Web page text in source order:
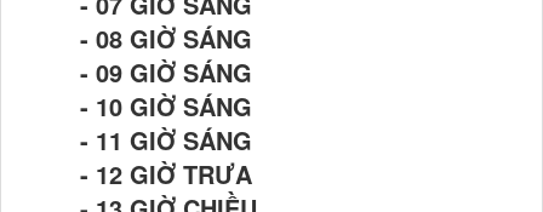
- 08 GIỜ SÁNG
- 09 GIỜ SÁNG
- 10 GIỜ SÁNG
- 11 GIỜ SÁNG
- 12 GIỜ TRƯA